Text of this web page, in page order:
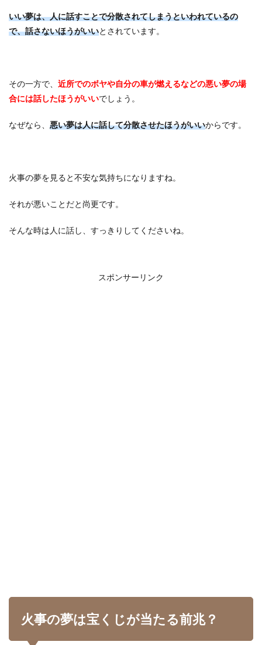
いい夢は、人に話すことで分散されてしまうといわれているの
で、話さないほうがいいとされています。
その一方で、 近所でのボヤや自分の車が燃えるなどの悪い夢の場
合には話したほうがいいでしょう。
なぜなら、 悪い夢は人に話して分散させたほうがいいからです。
火事の夢を見ると不安な気持ちになりますね。
それが悪いことだと尚更です。
そんな時は人に話し、すっきりしてくださいね。
スポンサーリンク
火事の夢は宝くじが当たる前兆？